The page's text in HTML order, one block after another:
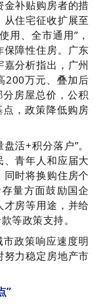
补贴购房者的措
住宅征收扩展至
用、全市通用”，
障性住房。广东
分析指出，广州
200万元、叠加后
房屋总价，公积
，政策降低购房
活+积分落户”。
青年人和应届大
时将换购住房个
量方面鼓励国企
房等用途，并给
等政策支持。
政策响应速度明
努力稳定房地产市
”